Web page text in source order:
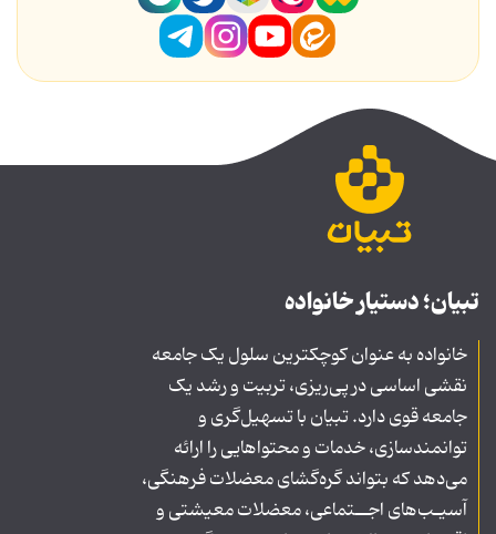
تبیان؛ دستیار خانواده
خانواده به عنوان کوچکترین سلول یک جامعه
نقشی اساسی در پی‌ریزی، تربیت و رشد یک
جامعه قوی دارد. تبیان با تسهیل‌گری و
توانمندسازی، خدمات و محتواهایی را ارائه
می‌دهد که بتواند گره‌گشای معضلات فرهنگی،
آسیـب‌های اجــتماعی، معضلات معیشتی و